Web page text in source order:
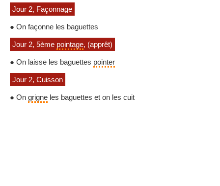
Jour 2, Façonnage
● On façonne les baguettes
Jour 2, 5ème pointage, (apprêt)
● On laisse les baguettes pointer
Jour 2, Cuisson
● On grigne les baguettes et on les cuit